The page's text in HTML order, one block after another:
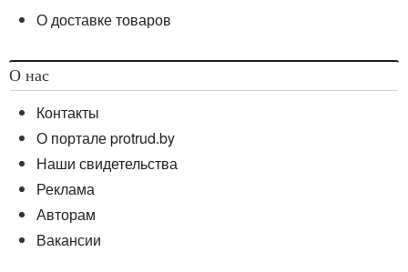
О доставке товаров
О нас
Контакты
О портале protrud.by
Наши свидетельства
Реклама
Авторам
Вакансии